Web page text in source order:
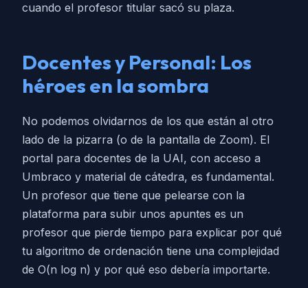
cuando el profesor titular sacó su plaza.
Docentes y Personal: Los
héroes en la sombra
No podemos olvidarnos de los que están al otro
lado de la pizarra (o de la pantalla de Zoom). El
portal para docentes de la UAI, con acceso a
Umbraco y material de cátedra, es fundamental.
Un profesor que tiene que pelearse con la
plataforma para subir unos apuntes es un
profesor que pierde tiempo para explicar por qué
tu algoritmo de ordenación tiene una complejidad
de O(n log n) y por qué eso debería importarte.